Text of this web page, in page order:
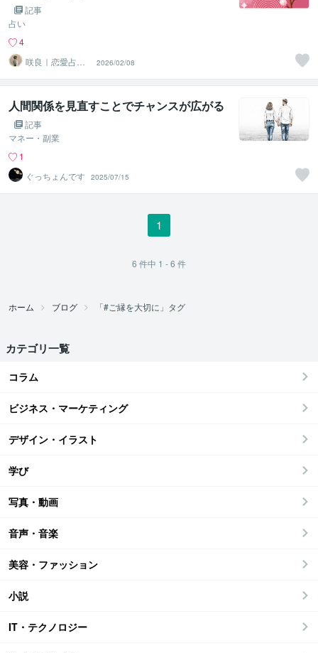
記事
占い
4
咲良｜恋愛占い
心導師
2026/02/08
人間関係を見直すことでチャンスが広がる
記事
マネー・副業
1
ぐっちょんです
2025/07/15
1
6 件中 1 - 6 件
ホーム ブログ 「#ご縁を大切に」タグ
カテゴリ一覧
コラム
ビジネス・マーケティング
デザイン・イラスト
学び
写真・動画
音声・音楽
美容・ファッション
小説
IT・テクノロジー